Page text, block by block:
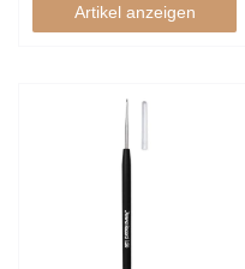
Artikel anzeigen